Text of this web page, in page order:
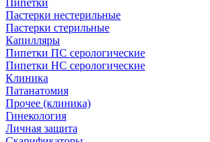
Пипетки
Пастерки нестерильные
Пастерки стерильные
Капилляры
Пипетки ПС серологические
Пипетки НС серологические
Клиника
Патанатомия
Прочее (клиника)
Гинекология
Личная защита